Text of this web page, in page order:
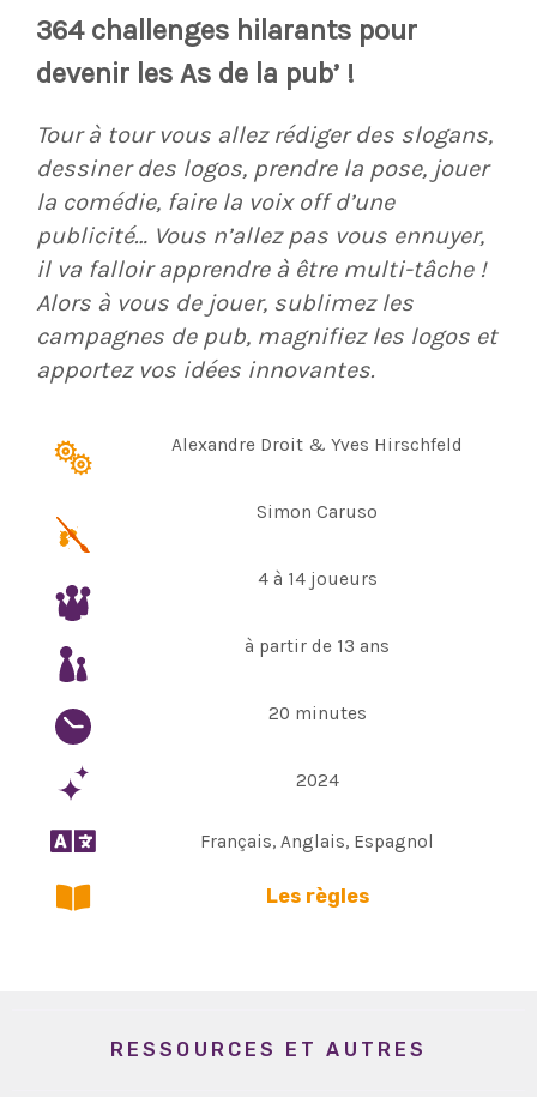
364 challenges hilarants pour
devenir les As de la pub’ !
Tour à tour vous allez rédiger des slogans,
dessiner des logos, prendre la pose, jouer
la comédie, faire la voix off d’une
publicité… Vous n’allez pas vous ennuyer,
il va falloir apprendre à être multi-tâche !
Alors à vous de jouer, sublimez les
campagnes de pub, magnifiez les logos et
apportez vos idées innovantes.
Alexandre Droit & Yves Hirschfeld
Simon Caruso
4 à 14 joueurs
à partir de 13 ans
20 minutes
2024
Français, Anglais, Espagnol
Les règles
RESSOURCES ET AUTRES